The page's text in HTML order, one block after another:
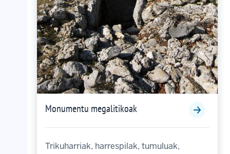
Monumentu megalitikoak
Trikuharriak, harrespilak, tumuluak,